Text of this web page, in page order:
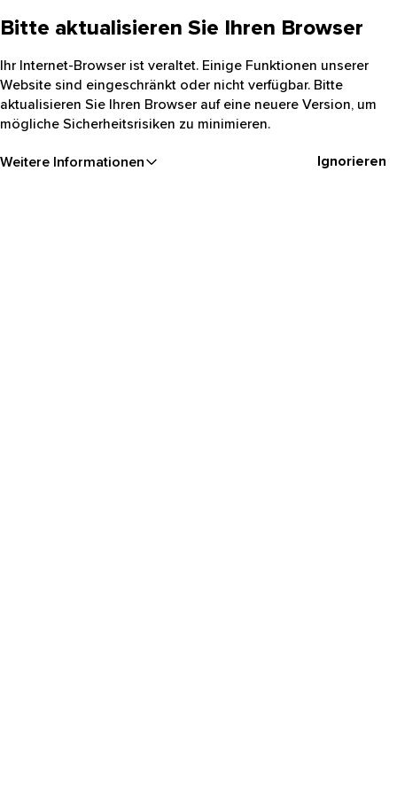
Bitte aktualisieren Sie Ihren Browser
Ihr Internet-Browser ist veraltet. Einige Funktionen unserer
Website sind eingeschränkt oder nicht verfügbar. Bitte
aktualisieren Sie Ihren Browser auf eine neuere Version, um
mögliche Sicherheitsrisiken zu minimieren.
Weitere Informationen Ignorieren